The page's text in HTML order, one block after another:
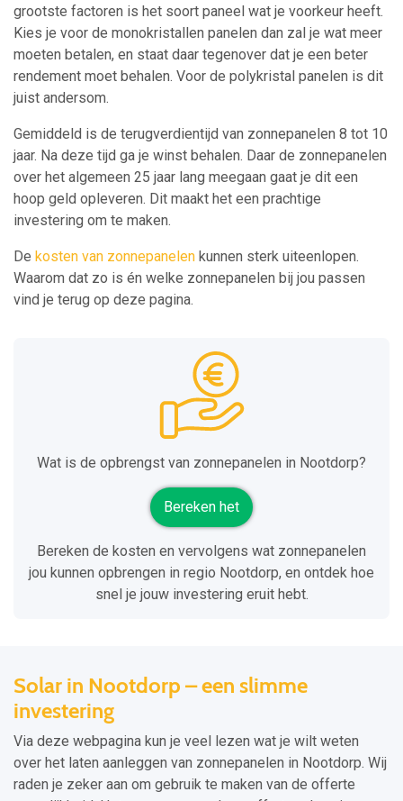
grootste factoren is het soort paneel wat je voorkeur heeft.
Kies je voor de monokristallen panelen dan zal je wat meer
moeten betalen, en staat daar tegenover dat je een beter
rendement moet behalen. Voor de polykristal panelen is dit
juist andersom.
Gemiddeld is de terugverdientijd van zonnepanelen 8 tot 10
jaar. Na deze tijd ga je winst behalen. Daar de zonnepanelen
over het algemeen 25 jaar lang meegaan gaat je dit een
hoop geld opleveren. Dit maakt het een prachtige
investering om te maken.
De kosten van zonnepanelen kunnen sterk uiteenlopen.
Waarom dat zo is én welke zonnepanelen bij jou passen
vind je terug op deze pagina.
Wat is de opbrengst van zonnepanelen in Nootdorp?
Bereken het
Bereken de kosten en vervolgens wat zonnepanelen
jou kunnen opbrengen in regio Nootdorp, en ontdek hoe
snel je jouw investering eruit hebt.
Solar in Nootdorp – een slimme
investering
Via deze webpagina kun je veel lezen wat je wilt weten
over het laten aanleggen van zonnepanelen in Nootdorp. Wij
raden je zeker aan om gebruik te maken van de offerte